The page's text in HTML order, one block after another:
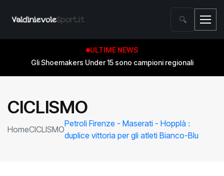
🔍
ULTIME NEWS
Gli Shoemakers Under 15 sono campioni regionali
CICLISMO
HomeCICLISMO
Petroli Firenze - Maserati - Hopplà :
duplice vittoria per gli atleti Bianco-Blu